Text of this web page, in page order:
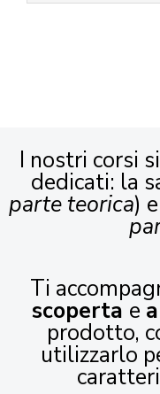
I nostri corsi
dedicati: la
parte teorica)
Ti
scoperta e
prodotto,
utilizzarlo